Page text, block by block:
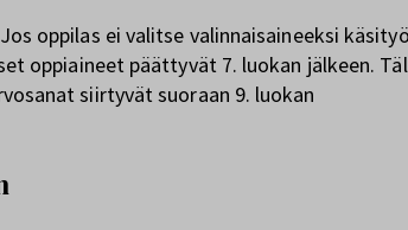
oppilas ei valitse valinnaisaineeksi
oppiaineet päättyvät 7. luokan jälkeen.
siirtyvät suoraan 9. luokan